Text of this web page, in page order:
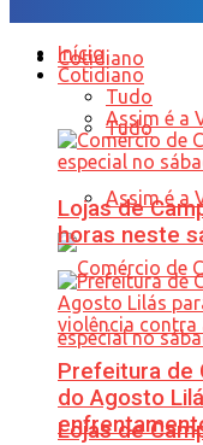
Cotidiano
Tudo
Assim é a
Lojas de
Início
Cotidiano
Tudo
Assim é a
Lojas de
horas neste
Prefeitura de
do Agosto